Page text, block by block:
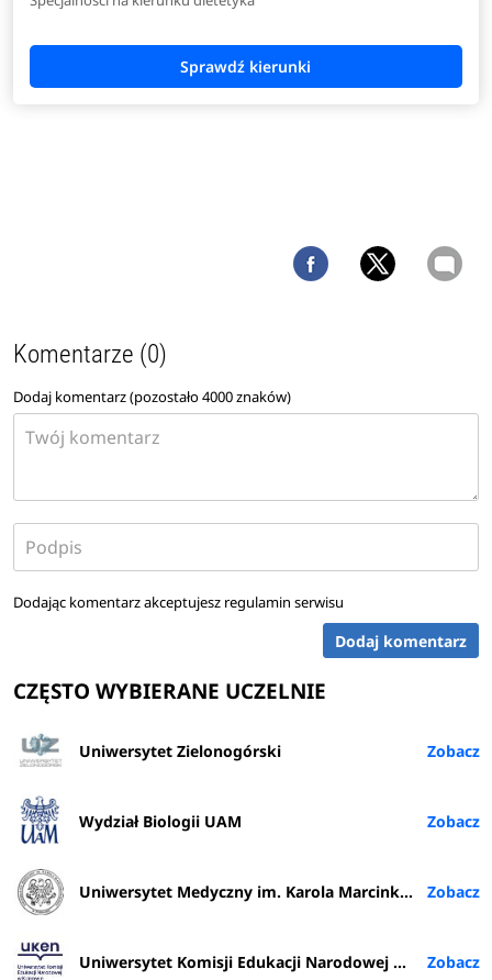
Komentarze (0)
Dodaj komentarz (pozostało4000znaków)
Dodając komentarz akceptujesz regulamin serwisu
Dodaj komentarz
CZĘSTO WYBIERANE UCZELNIE
Uniwersytet Zielonogórski
Wydział Biologii UAM
Uniwersytet Medyczny im. Karola Marcinkowskiego w Poznaniu
Uniwersytet Komisji Edukacji Narodowej w Krakowie